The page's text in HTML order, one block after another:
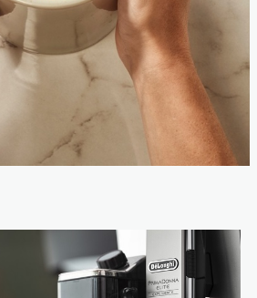
การเตรียมกาแฟและเลือก
กาแฟที่คุณชอบ
ตรียมกาแฟและเลือกกาแฟที่คุณชอบ